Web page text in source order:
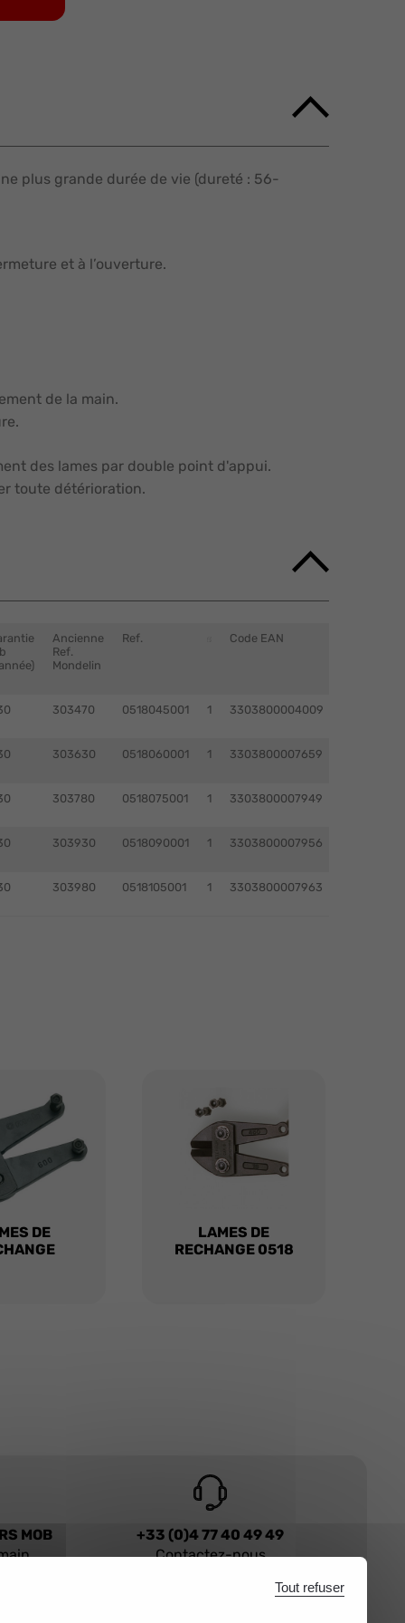
plus grande durée de vie (dureté : 56-
et à l’ouverture.
de la main.
des lames par double point d'appui.
toute détérioration.
Ancienne
Ref.
Mondelin
Ref. Code EAN
303470 0518045001 1 3303800004009
303630 0518060001 1 3303800007659
303780 0518075001 1 3303800007949
303930 0518090001 1 3303800007956
303980 0518105001 1 3303800007963
DE
LAMES DE
RECHANGE 0518
MOB
+33 (0)4 77 40 49 49
Contactez-nous
Tout refuser